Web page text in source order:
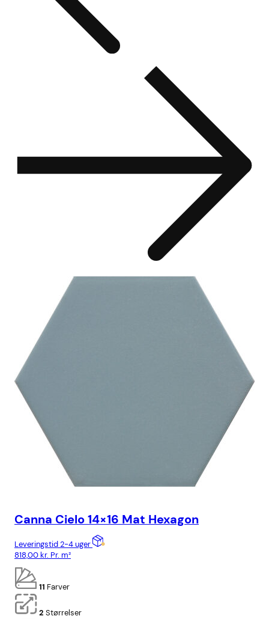
Canna Cielo 14×16 Mat Hexagon
Leveringstid 2-4 uger
818,00kr. Pr. m²
11 Farver
2 Størrelser